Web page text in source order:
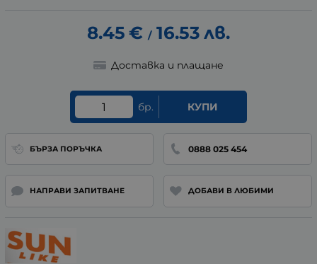
8.45 € / 16.53 лв.
Доставка и плащане
бр. КУПИ
БЪРЗА ПОРЪЧКА 0888 025 454
НАПРАВИ ЗАПИТВАНЕ ДОБАВИ В ЛЮБИМИ